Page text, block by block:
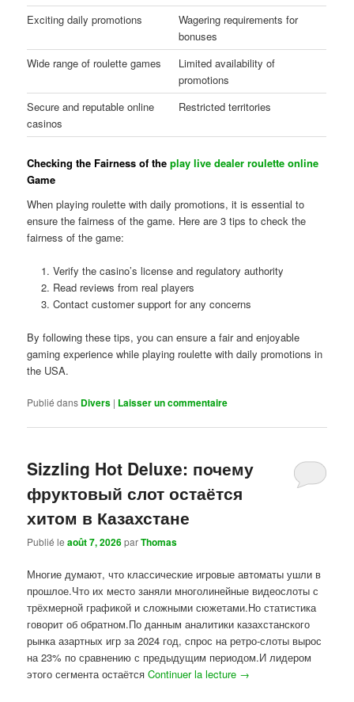
Exciting daily promotions
Wagering requirements for
bonuses
Wide range of roulette games
Limited availability of
promotions
Secure and reputable online
casinos
Restricted territories
Checking the Fairness of theplay live dealer roulette online
Game
When playing roulette with daily promotions, it is essential to
ensure the fairness of the game. Here are 3 tips to check the
fairness of the game:
Verify the casino’s license and regulatory authority
Read reviews from real players
Contact customer support for any concerns
By following these tips, you can ensure a fair and enjoyable
gaming experience while playing roulette with daily promotions in
the USA.
Publié dans Divers | Laisser un commentaire
Sizzling Hot Deluxe: почему
фруктовый слот остаётся
хитом в Казахстане
Publié leaoût 7, 2026parThomas
Многие думают, что классические игровые автоматы ушли в
прошлое.Что их место заняли многолинейные видеослоты с
трёхмерной графикой и сложными сюжетами.Но статистика
говорит об обратном.По данным аналитики казахстанского
рынка азартных игр за 2024 год, спрос на ретро-слоты вырос
на 23% по сравнению с предыдущим периодом.И лидером
этого сегмента остаётсяContinuer la lecture →